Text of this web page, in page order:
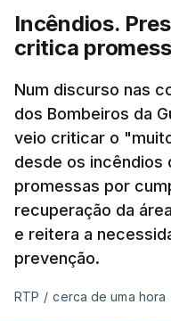
Incêndios.
critica
Num discurso nas
dos Bombeiros da
veio criticar o
desde os incêndios
promessas por
recuperação da
e reitera a
prevenção.
RTP / cerca de uma hora